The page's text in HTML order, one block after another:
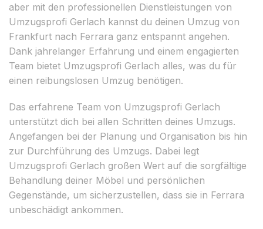
aber mit den professionellen Dienstleistungen von
Umzugsprofi Gerlach kannst du deinen Umzug von
Frankfurt nach Ferrara ganz entspannt angehen.
Dank jahrelanger Erfahrung und einem engagierten
Team bietet Umzugsprofi Gerlach alles, was du für
einen reibungslosen Umzug benötigen.
Das erfahrene Team von Umzugsprofi Gerlach
unterstützt dich bei allen Schritten deines Umzugs.
Angefangen bei der Planung und Organisation bis hin
zur Durchführung des Umzugs. Dabei legt
Umzugsprofi Gerlach großen Wert auf die sorgfältige
Behandlung deiner Möbel und persönlichen
Gegenstände, um sicherzustellen, dass sie in Ferrara
unbeschädigt ankommen.